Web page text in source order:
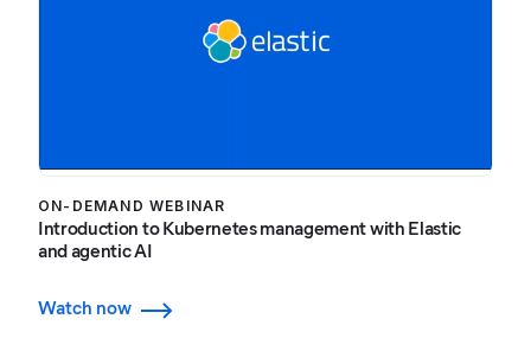
ON-DEMAND WEBINAR
Introduction to Kubernetes management with Elastic
and agentic AI
Watch now